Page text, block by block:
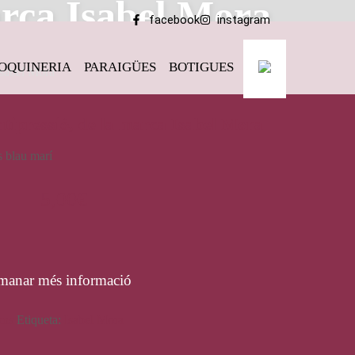
facebook instagram
PARAIGÜES BOTIGUES
Isabel Mora
Mora
blau marí
més informació
Etiqueta: